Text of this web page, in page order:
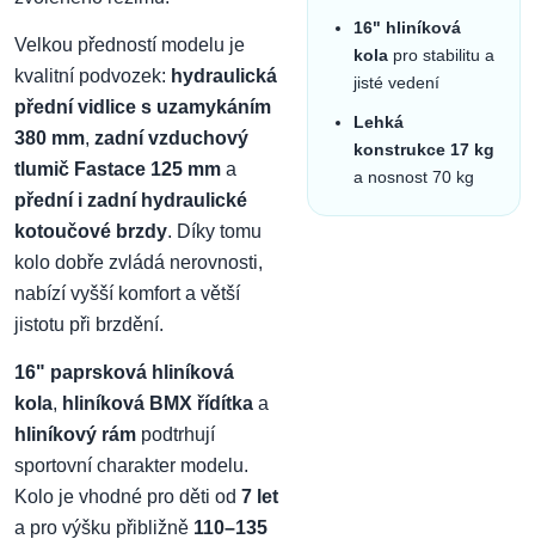
Velkou předností modelu je
kvalitní podvozek: hydraulická
přední vidlice s uzamykáním
380 mm, zadní vzduchový
tlumič Fastace 125 mm a
přední i zadní hydraulické
kotoučové brzdy. Díky tomu
kolo dobře zvládá nerovnosti,
nabízí vyšší komfort a větší
jistotu při brzdění.
16" paprsková hliníková
kola, hliníková BMX řídítka a
hliníkový rám podtrhují
sportovní charakter modelu.
Kolo je vhodné pro děti od 7 let
a pro výšku přibližně 110–135
16" hliníková
kola pro stabilitu a
jisté vedení
Lehká
konstrukce 17 kg
a nosnost 70 kg